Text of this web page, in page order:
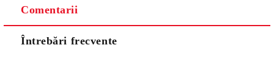
Comentarii
Întrebări frecvente